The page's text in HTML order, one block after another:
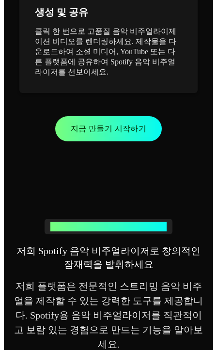
생성 및 공유
클릭 한 번으로 고품질 음악 비주얼라이제
이션 비디오를 렌더링하세요. 제작물을 다
운로드하여 소셜 미디어, YouTube 또는 다
른 플랫폼에 공유하여 Spotify 음악 비주얼
라이저를 선보이세요.
지금 만들기 시작하기
저희 Spotify 음악 비주얼라이저로 창의적인
잠재력을 발휘하세요
저희 플랫폼은 전문적인 스트리밍 음악 비주
얼을 제작할 수 있는 강력한 도구를 제공합니
다. Spotify용 음악 비주얼라이저를 직관적이
고 보람 있는 경험으로 만드는 기능을 알아보
세요.